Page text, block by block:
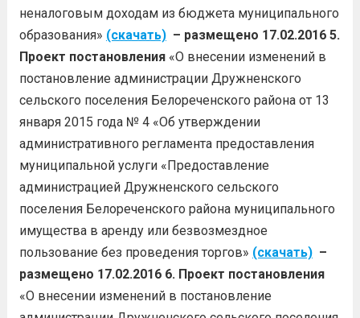
неналоговым доходам из бюджета муниципального
образования» (скачать)– размещено 17.02.2016 5.
Проект постановления«О внесении изменений в
постановление администрации Дружненского
сельского поселения Белореченского района от 13
января 2015 года № 4 «Об утверждении
административного регламента предоставления
муниципальной услуги «Предоставление
администрацией Дружненского сельского
поселения Белореченского района муниципального
имущества в аренду или безвозмездное
пользование без проведения торгов» (скачать)–
размещено 17.02.2016 6. Проект постановления
«О внесении изменений в постановление